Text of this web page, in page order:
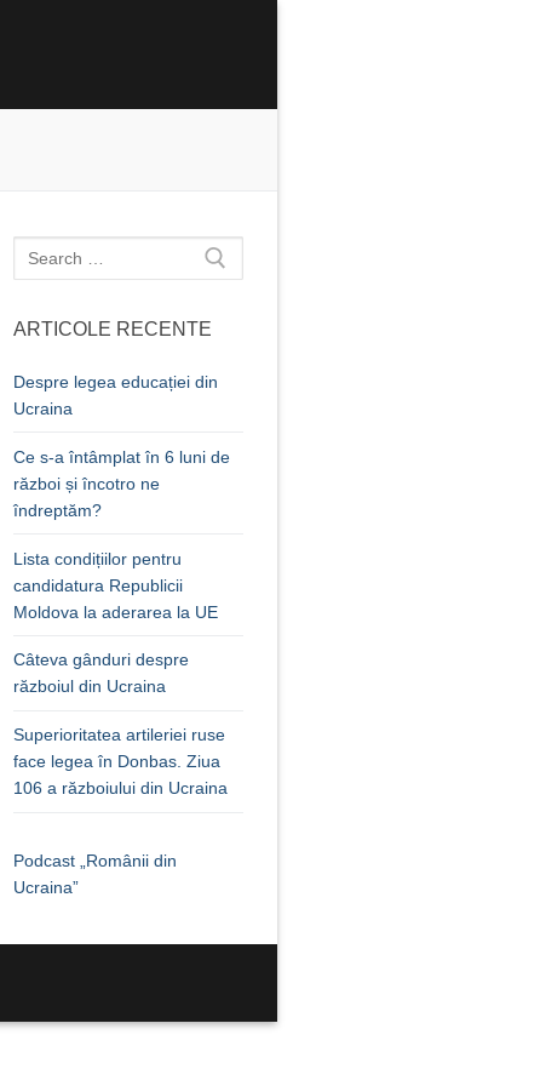
Caută
după:
ARTICOLE RECENTE
Despre legea educației din
Ucraina
Ce s-a întâmplat în 6 luni de
război și încotro ne
îndreptăm?
Lista condițiilor pentru
candidatura Republicii
Moldova la aderarea la UE
Câteva gânduri despre
războiul din Ucraina
Superioritatea artileriei ruse
face legea în Donbas. Ziua
106 a războiului din Ucraina
Podcast „Românii din
Ucraina”